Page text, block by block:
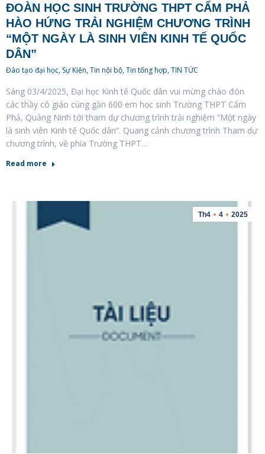
ĐOÀN HỌC SINH TRƯỜNG THPT CẨM PHẢ
HÀO HỨNG TRẢI NGHIỆM CHƯƠNG TRÌNH
“MỘT NGÀY LÀ SINH VIÊN KINH TẾ QUỐC
DÂN”
Đào tạo đại học, Sự Kiện,Tin nội bộ,Tin tổng hợp,TIN TỨC
Sáng 03/4/2025, Đại học Kinh tế Quốc dân vui mừng chào đón
các thầy cô giáo cùng gần 600 em học sinh Trường THPT Cẩm
Phả, Quảng Ninh tới tham dự chương trình trải nghiệm “Một ngày
là sinh viên Kinh tế Quốc dân”. Quang cảnh chương trình Tham dự
chương trình, về phía Trường THPT…
Read more
Th4 4 2025